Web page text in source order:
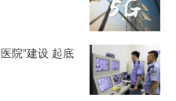
院”建设 起底